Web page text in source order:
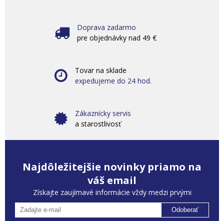
Doprava zadarmo
pre objednávky nad 49 €
Tovar na sklade
expedujeme do 24 hod.
Zákaznícky servis
a starostlivosť
Najdôležitejšie novinky priamo na
váš email
Získajte zaujímavé informácie vždy medzi prvými
Odoberať